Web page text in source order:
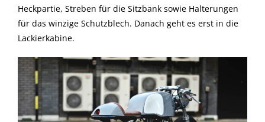
Heckpartie, Streben für die Sitzbank sowie Halterungen
für das winzige Schutzblech. Danach geht es erst in die
Lackierkabine.